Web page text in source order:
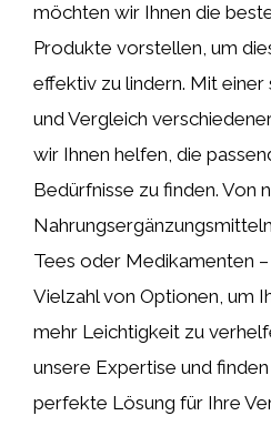
möchten wir Ihnen die
Produkte vorstellen, um
effektiv zu lindern. Mit
und Vergleich
wir Ihnen helfen, die
Bedürfnisse zu finden. Von
Tees oder Medikamenten
Vielzahl von Optionen, um
mehr Leichtigkeit zu
unsere Expertise und
perfekte Lösung für Ihre